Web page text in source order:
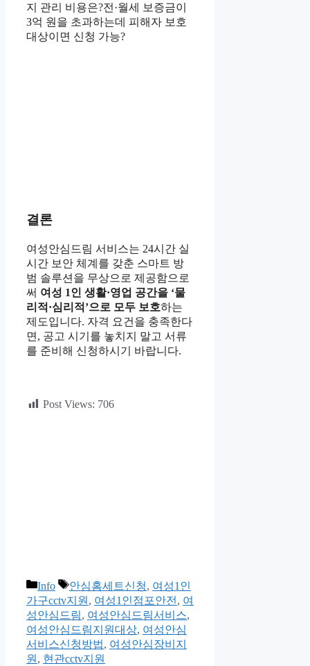
지 관리 비용은?전·월세 보증금이
3억 원을 초과하는데 피해자 보호
대상이면 신청 가능?
결론
여성안심드림 서비스는 24시간 실
시간 보안 체계를 갖춘 스마트 방
범 솔루션을 무상으로 제공함으로
써 여성 1인 생활·영업 공간을 ‘물
리적·심리적’으로 모두 보호하는
제도입니다. 자격 요건을 충족한다
면, 공고 시기를 놓치지 말고 서류
를 준비해 신청하시기 바랍니다.
Post Views: 706
카
테
고
리
Info
태
그
안심홈세트신청, 여성1인
가구cctv지원 , 여성1인점포안전 , 여
성안심드림, 여성안심드림서비스,
여성안심드림지원대상, 여성안심
서비스신청방법, 여성안심장비지
원 , 현관cctv지원